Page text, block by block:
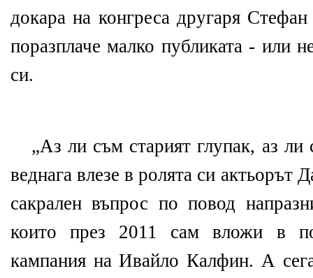
докара на конгреса другаря
поразплаче малко публиката - или
си.
„Аз ли съм старият глупак, аз ли
веднага влезе в ролята си актьорът
сакрален въпрос по повод
които през 2011 сам вложи в
кампания на Ивайло Калфин. А